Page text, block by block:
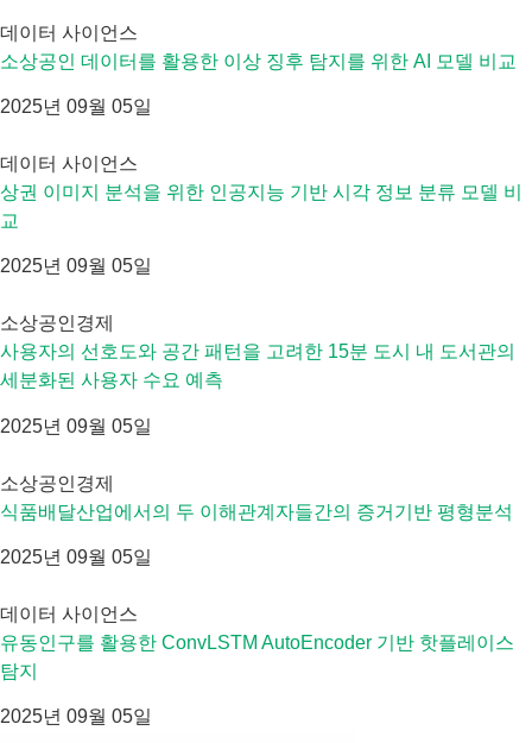
데이터 사이언스
소상공인 데이터를 활용한 이상 징후 탐지를 위한 AI 모델 비교
2025년 09월 05일
데이터 사이언스
상권 이미지 분석을 위한 인공지능 기반 시각 정보 분류 모델 비
교
2025년 09월 05일
소상공인경제
사용자의 선호도와 공간 패턴을 고려한 15분 도시 내 도서관의
세분화된 사용자 수요 예측
2025년 09월 05일
소상공인경제
식품배달산업에서의 두 이해관계자들간의 증거기반 평형분석
2025년 09월 05일
데이터 사이언스
유동인구를 활용한 ConvLSTM AutoEncoder 기반 핫플레이스
탐지
2025년 09월 05일